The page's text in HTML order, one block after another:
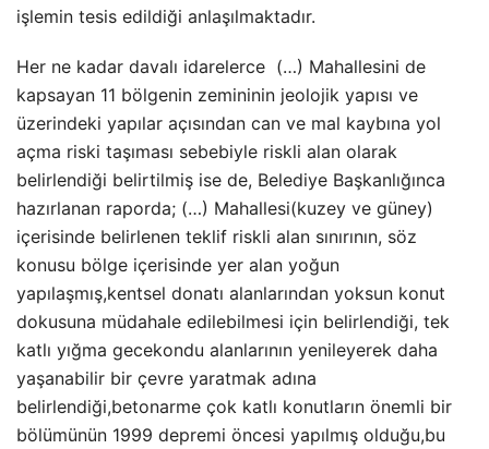
işlemin tesis edildiği anlaşılmaktadır.
Her ne kadar davalı idarelerce (…) Mahallesini de
kapsayan 11 bölgenin zemininin jeolojik yapısı ve
üzerindeki yapılar açısından can ve mal kaybına yol
açma riski taşıması sebebiyle riskli alan olarak
belirlendiği belirtilmiş ise de, Belediye Başkanlığınca
hazırlanan raporda; (…) Mahallesi(kuzey ve güney)
içerisinde belirlenen teklif riskli alan sınırının, söz
konusu bölge içerisinde yer alan yoğun
yapılaşmış,kentsel donatı alanlarından yoksun konut
dokusuna müdahale edilebilmesi için belirlendiği, tek
katlı yığma gecekondu alanlarının yenileyerek daha
yaşanabilir bir çevre yaratmak adına
belirlendiği,betonarme çok katlı konutların önemli bir
bölümünün 1999 depremi öncesi yapılmış olduğu,bu